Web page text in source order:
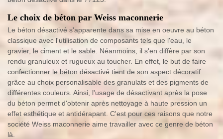
Le choix de béton par Weiss maconnerie
Le béton désactivé s'apparente dans sa mise en oeuvre au béton
classique avec l'utilisation de composants tels que l'eau, le
gravier, le ciment et le sable. Néanmoins, il s'en diffère par son
rendu granuleux et rugueux au toucher. En effet, le but de faire
confectionner le béton désactivé tient de son aspect décoratif
grâce au choix personalisable des granulats et des pigments de
différentes couleurs. Ainsi, l'usage de désactivant après la pose
du béton permet d'obtenir après nettoyage à haute pression un
effet esthétique et antidérapant. C'est pour ces raisons que notre
société Weiss maconnerie aime travailler avec ce genre de béton
là.